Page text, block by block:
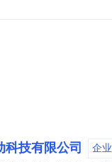
技有限公司 企业